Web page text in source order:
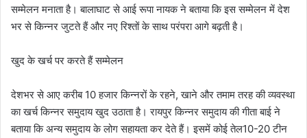
सम्मेलन मनाता है। बालाघाट से आई रूपा नायक ने बताया कि इस सम्मेलन में देश
भर से किन्नर जुटते हैं और नए रिश्तों के साथ परंपरा आगे बढ़ती है।
खुद के खर्च पर करते हैं सम्मेलन
देशभर से आए करीब 10 हजार किन्नरों के रहने, खाने और तमाम तरह की व्यवस्था
का खर्च किन्नर समुदाय खुद उठाता है। रायपुर किन्नर समुदाय की गीता बाई ने
बताया कि अन्य समुदाय के लोग सहायता कर देते हैं। इसमें कोई तेल10-20 टीन